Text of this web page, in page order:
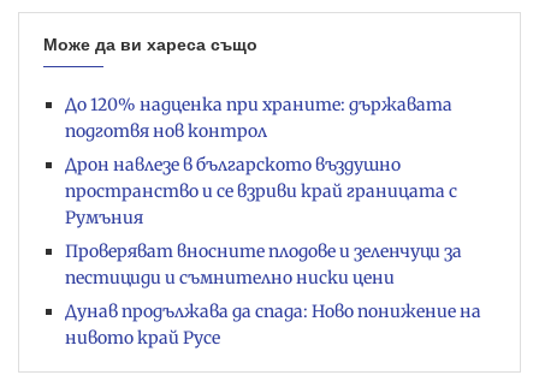
Може да ви хареса също
До 120% надценка при храните: държавата
подготвя нов контрол
Дрон навлезе в българското въздушно
пространство и се взриви край границата с
Румъния
Проверяват вносните плодове и зеленчуци за
пестициди и съмнително ниски цени
Дунав продължава да спада: Ново понижение на
нивото край Русе